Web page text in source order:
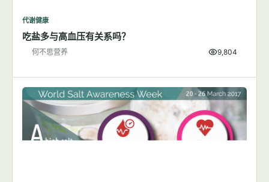
代谢健康
吃盐多与高血压有关系吗？
何不思营养 9,804